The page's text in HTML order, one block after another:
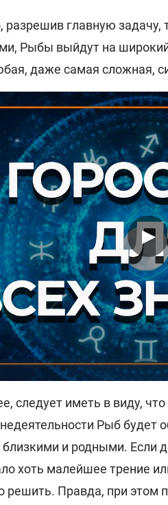
разрешив главную задачу,
Рыбы выйдут на
даже самая сложная,
следует иметь в виду, что
Рыб будет
и родными. Если
хоть малейшее трение
решить. Правда, при этом